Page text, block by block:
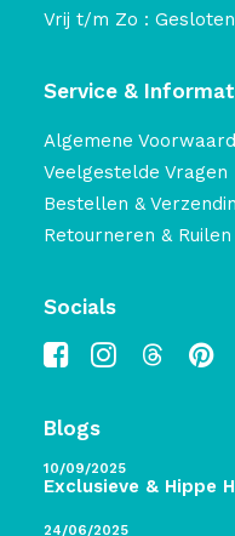
Vrij t/m Zo :
Service &
Algemene
Veelgestelde Vragen
Bestellen &
Retourneren & Ruilen
Socials
Blogs
10/09/2025
Exclusieve & Hippe
24/06/2025